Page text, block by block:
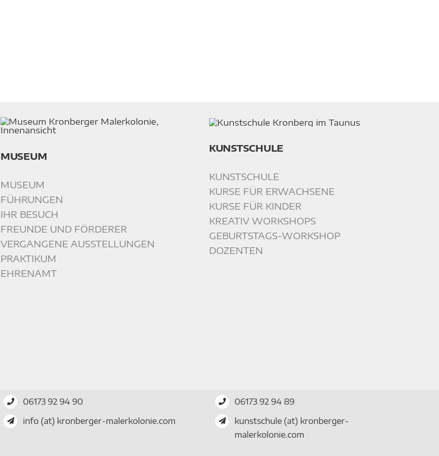
MUSEUM
MUSEUM
FÜHRUNGEN
IHR BESUCH
FREUNDE UND FÖRDERER
VERGANGENE AUSSTELLUNGEN
PRAKTIKUM
EHRENAMT
KUNSTSCHULE
KUNSTSCHULE
KURSE FÜR ERWACHSENE
KURSE FÜR KINDER
KREATIV WORKSHOPS
GEBURTSTAGS-WORKSHOP
DOZENTEN
06173 92 94 90
info (at) kronberger-malerkolonie.com
06173 92 94 89
kunstschule (at) kronberger-
malerkolonie.com